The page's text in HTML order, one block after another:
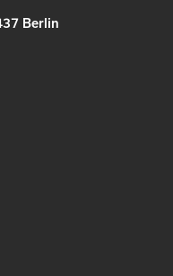
Berlin